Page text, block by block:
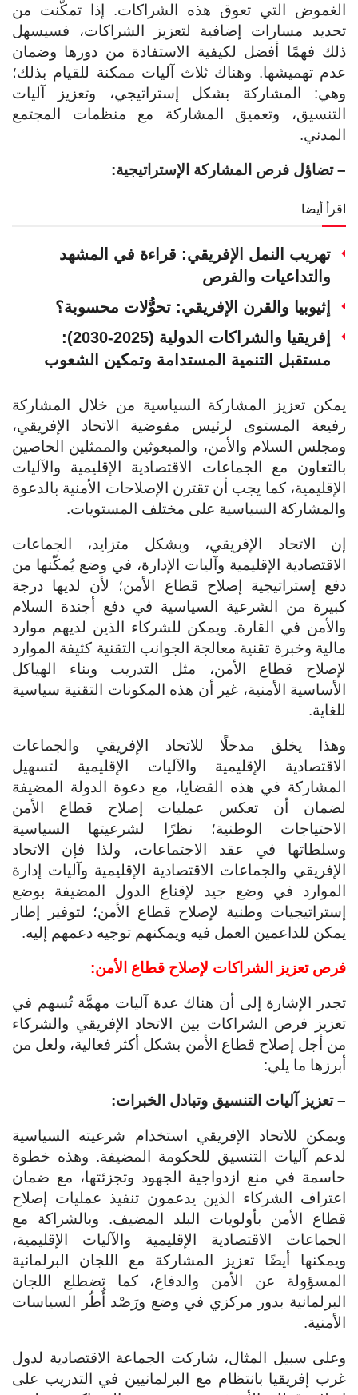
الغموض التي تعوق هذه الشراكات. إذا تمكَّنت من
تحديد مسارات إضافية لتعزيز الشراكات، فسيسهل
ذلك فهمًا أفضل لكيفية الاستفادة من دورها وضمان
عدم تهميشها. وهناك ثلاث آليات ممكنة للقيام بذلك؛
وهي: المشاركة بشكل إستراتيجي، وتعزيز آليات
التنسيق، وتعميق المشاركة مع منظمات المجتمع
المدني.
– تضاؤل فرص المشاركة الإستراتيجية:
اقرأ أيضا
تهريب النمل الإفريقي: قراءة في المشهد
والتداعيات والفرص
إثيوبيا والقرن الإفريقي: تحوُّلات محسوبة؟
إفريقيا والشراكات الدولية (2025-2030):
مستقبل التنمية المستدامة وتمكين الشعوب
يمكن تعزيز المشاركة السياسية من خلال المشاركة
رفيعة المستوى لرئيس مفوضية الاتحاد الإفريقي،
ومجلس السلام والأمن، والمبعوثين والممثلين الخاصين
بالتعاون مع الجماعات الاقتصادية الإقليمية والآليات
الإقليمية، كما يجب أن تقترن الإصلاحات الأمنية بالدعوة
والمشاركة السياسية على مختلف المستويات.
إن الاتحاد الإفريقي، وبشكل متزايد، الجماعات
الاقتصادية الإقليمية وآليات الإدارة، في وضع يُمكّنها من
دفع إستراتيجية إصلاح قطاع الأمن؛ لأن لديها درجة
كبيرة من الشرعية السياسية في دفع أجندة السلام
والأمن في القارة. ويمكن للشركاء الذين لديهم موارد
مالية وخبرة تقنية معالجة الجوانب التقنية كثيفة الموارد
لإصلاح قطاع الأمن، مثل التدريب وبناء الهياكل
الأساسية الأمنية، غير أن هذه المكونات التقنية سياسية
للغاية.
وهذا يخلق مدخلًا للاتحاد الإفريقي والجماعات
الاقتصادية الإقليمية والآليات الإقليمية لتسهيل
المشاركة في هذه القضايا، مع دعوة الدولة المضيفة
لضمان أن تعكس عمليات إصلاح قطاع الأمن
الاحتياجات الوطنية؛ نظرًا لشرعيتها السياسية
وسلطاتها في عقد الاجتماعات، ولذا فإن الاتحاد
الإفريقي والجماعات الاقتصادية الإقليمية وآليات إدارة
الموارد في وضع جيد لإقناع الدول المضيفة بوضع
إستراتيجيات وطنية لإصلاح قطاع الأمن؛ لتوفير إطار
يمكن للداعمين العمل فيه ويمكنهم توجيه دعمهم إليه.
فرص تعزيز الشراكات لإصلاح قطاع الأمن:
تجدر الإشارة إلى أن هناك عدة آليات مهمَّة تُسهم في
تعزيز فرص الشراكات بين الاتحاد الإفريقي والشركاء
من أجل إصلاح قطاع الأمن بشكل أكثر فعالية، ولعل من
أبرزها ما يلي:
– تعزيز آليات التنسيق وتبادل الخبرات:
ويمكن للاتحاد الإفريقي استخدام شرعيته السياسية
لدعم آليات التنسيق للحكومة المضيفة. وهذه خطوة
حاسمة في منع ازدواجية الجهود وتجزئتها، مع ضمان
اعتراف الشركاء الذين يدعمون تنفيذ عمليات إصلاح
قطاع الأمن بأولويات البلد المضيف. وبالشراكة مع
الجماعات الاقتصادية الإقليمية والآليات الإقليمية،
ويمكنها أيضًا تعزيز المشاركة مع اللجان البرلمانية
المسؤولة عن الأمن والدفاع، كما تضطلع اللجان
البرلمانية بدور مركزي في وضع ورَصْد أُطُر السياسات
الأمنية.
وعلى سبيل المثال، شاركت الجماعة الاقتصادية لدول
غرب إفريقيا بانتظام مع البرلمانيين في التدريب على